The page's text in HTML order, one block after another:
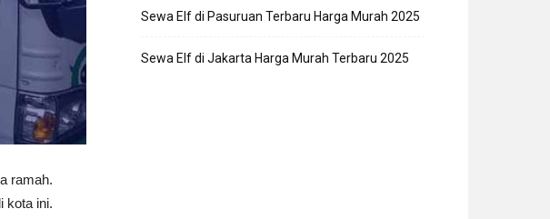
ramah.
kota ini.
Sewa Elf di Pasuruan Terbaru Harga Murah 2025
Sewa Elf di Jakarta Harga Murah Terbaru 2025